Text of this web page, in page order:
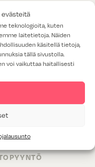
evästeitä
teknologioita, kuten
laitetietoja. Näiden
käsitellä tietoja,
tällä sivustolla.
voi vaikuttaa haitallisesti